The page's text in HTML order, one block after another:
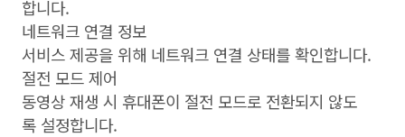
합니다.
네트워크 연결 정보
서비스 제공을 위해 네트워크 연결 상태를 확인합니다.
절전 모드 제어
동영상 재생 시 휴대폰이 절전 모드로 전환되지 않도
록 설정합니다.